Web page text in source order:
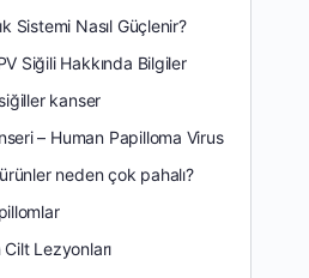
Sistemi Nasıl Güçlenir?
Siğili Hakkında Bilgiler
kanser
– Human Papilloma Virus
neden çok pahalı?
Cilt Lezyonları